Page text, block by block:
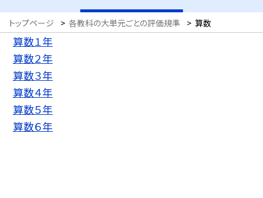
トップページ > 各教科の大単元ごとの評価規準 > 算数
算数１年
算数２年
算数３年
算数４年
算数５年
算数６年